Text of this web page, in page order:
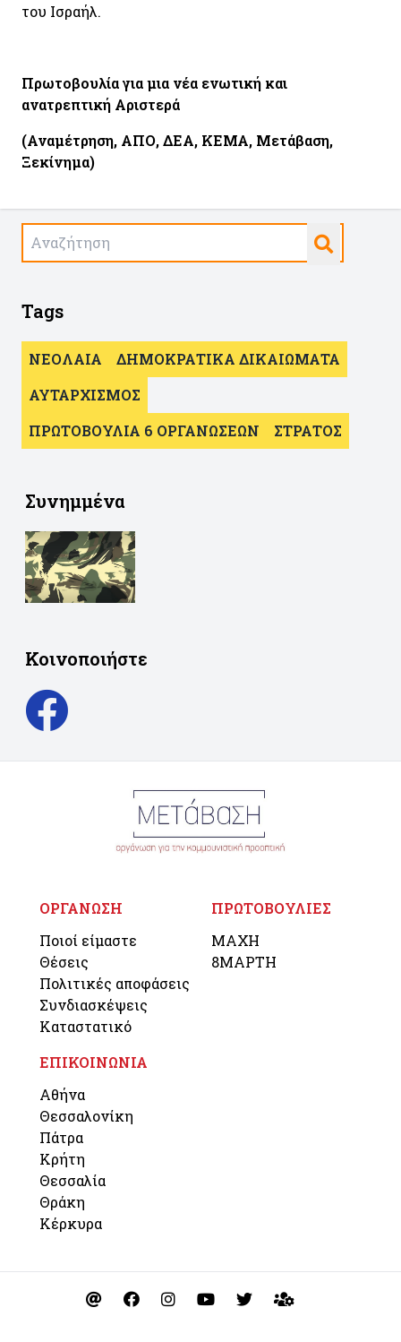
του Ισραήλ.
Πρωτοβουλία για μια νέα ενωτική και
ανατρεπτική Αριστερά
(Αναμέτρηση, ΑΠΟ, ΔΕΑ, ΚΕΜΑ, Μετάβαση,
Ξεκίνημα)
Tags
ΝΕΟΛΑΙΑ
ΔΗΜΟΚΡΑΤΙΚΑ ΔΙΚΑΙΩΜΑΤΑ
ΑΥΤΑΡΧΙΣΜΟΣ
ΠΡΩΤΟΒΟΥΛΙΑ 6 ΟΡΓΑΝΩΣΕΩΝ
ΣΤΡΑΤΟΣ
Συνημμένα
Κοινοποιήστε
ΟΡΓΑΝΩΣΗ
Ποιοί είμαστε
Θέσεις
Πολιτικές αποφάσεις
Συνδιασκέψεις
Καταστατικό
ΠΡΩΤΟΒΟΥΛΙΕΣ
ΜΑΧΗ
8ΜΑΡΤΗ
ΕΠΙΚΟΙΝΩΝΙΑ
Αθήνα
Θεσσαλονίκη
Πάτρα
Κρήτη
Θεσσαλία
Θράκη
Κέρκυρα